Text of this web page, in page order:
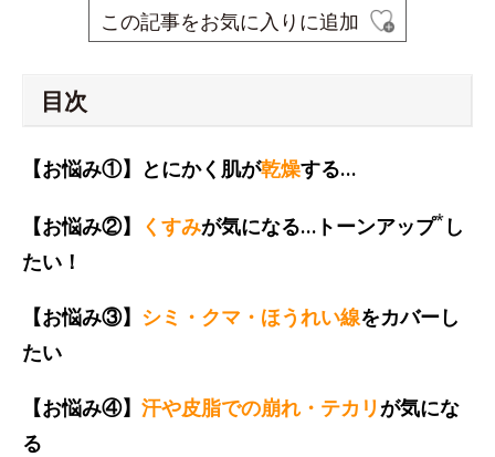
この記事をお気に入りに追加
目次
【お悩み①】とにかく肌が乾燥する…
【お悩み②】 くすみが気になる…トーンアップ* し
たい！
【お悩み③】 シミ・クマ・ほうれい線をカバーし
たい
【お悩み④】 汗や皮脂での崩れ・テカリ が気にな
る